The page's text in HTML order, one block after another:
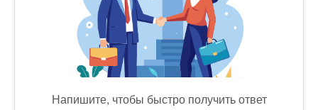
Напишите, чтобы быстро получить ответ